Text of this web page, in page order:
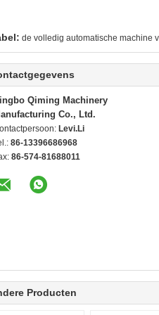
de volledig automatische machine
Qiming Machinery
Co., Ltd.
Levi.Li
86-13396686968
86-574-81688011
Producten